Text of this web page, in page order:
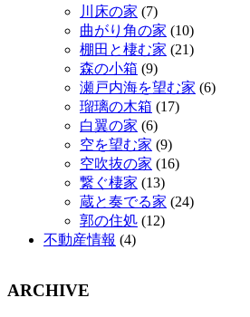
川床の家 (7)
曲がり角の家 (10)
棚田と棲む家 (21)
森の小箱 (9)
瀬戸内海を望む家 (6)
瑠璃の木箱 (17)
白翼の家 (6)
空を望む家 (9)
空吹抜の家 (16)
繋ぐ棲家 (13)
蔵と奏でる家 (24)
郭の住処 (12)
不動産情報 (4)
ARCHIVE